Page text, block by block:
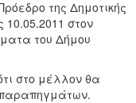
της Δημοτικής
στον
του Δήμου
στο μέλλον θα